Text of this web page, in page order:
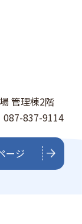
管理棟2階
837-9114
ージ